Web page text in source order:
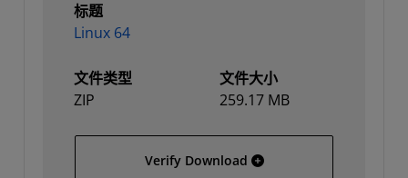
标题
Linux 64
文件类型
ZIP
文件大小
259.17 MB
Verify Download Linux 64